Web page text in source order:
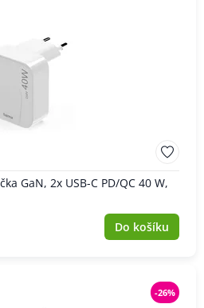
GaN, 2x USB-C PD/QC 40 W,
Do košíku
-26%